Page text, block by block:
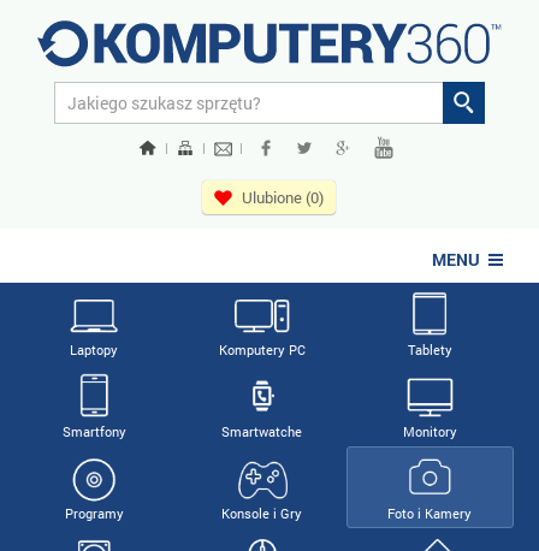
| | |
Ulubione (0)
MENU
Laptopy Komputery PC Tablety
Smartfony Smartwatche Monitory
Programy Konsole i Gry Foto i Kamery